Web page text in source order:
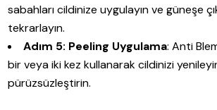
sabahları cildinize uygulayın ve güneşe
tekrarlayın.
Adım 5: Peeling Uygulama: Anti
bir veya iki kez kullanarak cildinizi
pürüzsüzleştirin.